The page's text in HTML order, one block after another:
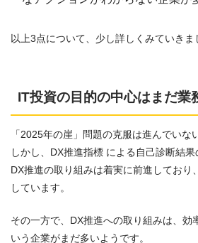
以上3点について、少し詳しくみていきま
IT投資の目的の中心はまだ業
「2025年の崖」問題の克服は進んでいな
しかし、DX推進指標 による自己診断結果
DX推進の取り組みは着実に前進しており
しています。
その一方で、DX推進への取り組みは、効
いう企業がまだ多いようです。